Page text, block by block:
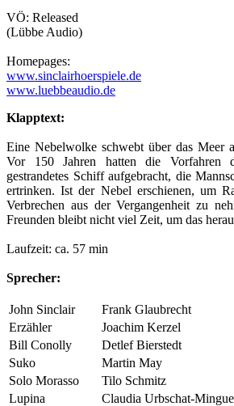
VÖ: Released
(Lübbe Audio)
Homepages:
www.sinclairhoerspiele.de
www.luebbeaudio.de
Klapptext:
Eine Nebelwolke schwebt über das Meer
Vor 150 Jahren hatten die Vorfahren
gestrandetes Schiff aufgebracht, die
ertrinken. Ist der Nebel erschienen, um
Verbrechen aus der Vergangenheit zu
Freunden bleibt nicht viel Zeit, um das
Laufzeit: ca. 57 min
Sprecher:
John Sinclair
Frank Glaubrecht
Erzähler
Joachim Kerzel
Bill Conolly
Detlef Bierstedt
Suko
Martin May
Solo Morasso
Tilo Schmitz
Lupina
Claudia Urbschat-